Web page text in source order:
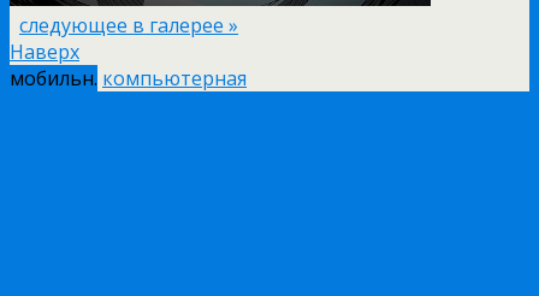
следующее в галерее »
Наверх
мобильн. компьютерная